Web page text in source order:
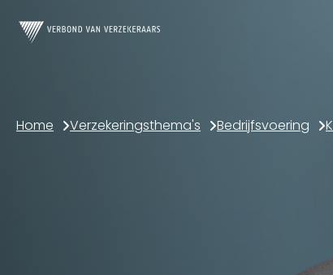
Home Verzekeringsthema's Bedrijfsvoering